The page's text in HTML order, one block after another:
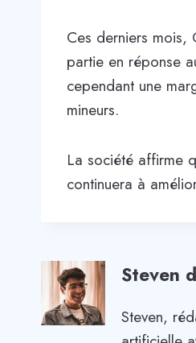
Ces derniers mois,
partie en réponse
cependant une
mineurs.
La société affirme
continuera à
Steven
Steven,